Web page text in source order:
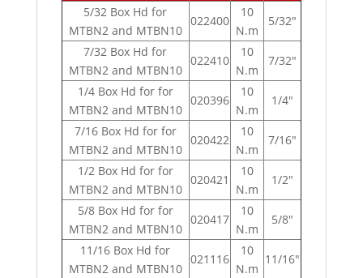
5/32 Box Hd for
MTBN2 and MTBN10
022400
10
N.m
5/32"
7/32 Box Hd for
MTBN2 and MTBN10
022410
10
N.m
7/32"
1/4 Box Hd for for
MTBN2 and MTBN10
020396
10
N.m
1/4"
7/16 Box Hd for for
MTBN2 and MTBN10
020422
10
N.m
7/16"
1/2 Box Hd for for
MTBN2 and MTBN10
020421
10
N.m
1/2"
5/8 Box Hd for for
MTBN2 and MTBN10
020417
10
N.m
5/8"
11/16 Box Hd for
MTBN2 and MTBN10
021116
10
N.m
11/16"